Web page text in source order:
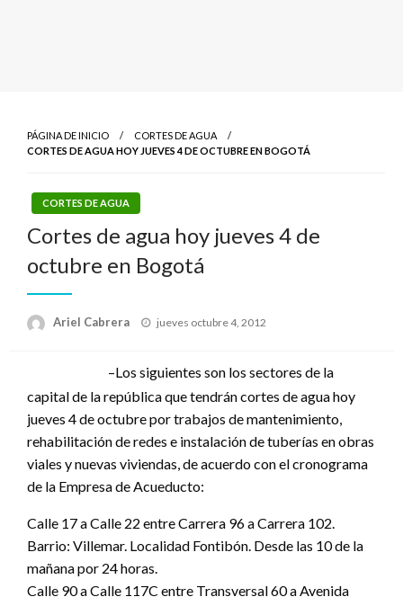
PÁGINA DE INICIO
CORTES DE AGUA
CORTES DE AGUA HOY JUEVES 4 DE OCTUBRE EN BOGOTÁ
CORTES DE AGUA
Cortes de agua hoy jueves 4 de
octubre en Bogotá
Ariel Cabrera
Publicado
jueves octubre 4, 2012
–Los siguientes son los sectores de la
capital de la república que tendrán cortes de agua hoy
jueves 4 de octubre por trabajos de mantenimiento,
rehabilitación de redes e instalación de tuberías en obras
viales y nuevas viviendas, de acuerdo con el cronograma
de la Empresa de Acueducto:
Calle 17 a Calle 22 entre Carrera 96 a Carrera 102.
Barrio: Villemar. Localidad Fontibón. Desde las 10 de la
mañana por 24 horas.
Calle 90 a Calle 117C entre Transversal 60 a Avenida